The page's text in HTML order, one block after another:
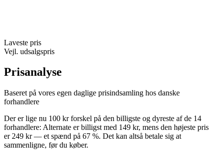
Laveste pris
Vejl. udsalgspris
Prisanalyse
Baseret på vores egen daglige prisindsamling hos danske
forhandlere
Der er lige nu 100 kr forskel på den billigste og dyreste af de 14
forhandlere: Alternate er billigst med 149 kr, mens den højeste pris
er 249 kr — et spænd på 67 %. Det kan altså betale sig at
sammenligne, før du køber.